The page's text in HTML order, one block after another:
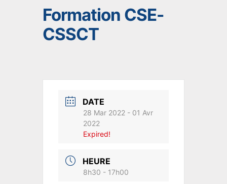
Formation CSE-
CSSCT
DATE
28 Mar 2022 - 01 Avr
2022
Expired!
HEURE
8h30 - 17h00